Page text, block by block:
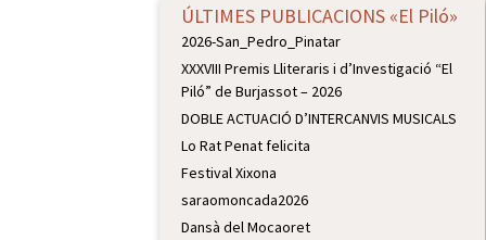
ÚLTIMES PUBLICACIONS «El Piló»
2026-San_Pedro_Pinatar
XXXVIII Premis Lliteraris i d’Investigació “El
Piló” de Burjassot – 2026
DOBLE ACTUACIÓ D’INTERCANVIS MUSICALS
Lo Rat Penat felicita
Festival Xixona
saraomoncada2026
Dansà del Mocaoret